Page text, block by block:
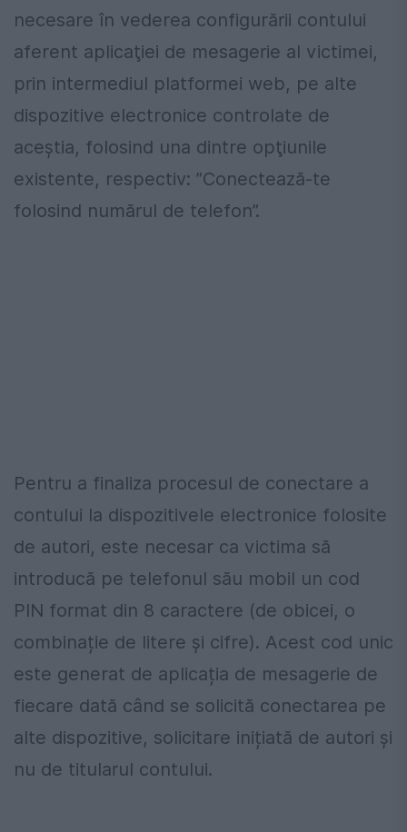
necesare în vederea configurării contului
aferent aplicaţiei de mesagerie al victimei,
prin intermediul platformei web, pe alte
dispozitive electronice controlate de
aceştia, folosind una dintre opţiunile
existente, respectiv: ”Conectează-te
folosind numărul de telefon”.
Pentru a finaliza procesul de conectare a
contului la dispozitivele electronice folosite
de autori, este necesar ca victima să
introducă pe telefonul său mobil un cod
PIN format din 8 caractere (de obicei, o
combinație de litere și cifre). Acest cod unic
este generat de aplicația de mesagerie de
fiecare dată când se solicită conectarea pe
alte dispozitive, solicitare inițiată de autori și
nu de titularul contului.